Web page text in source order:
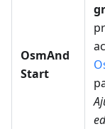
OsmAnd
Start